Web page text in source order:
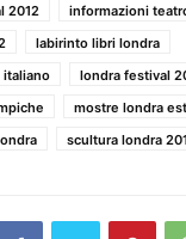
2012
informazioni
labirinto libri londra
italiano
londra festival
mostre londra
scultura londra